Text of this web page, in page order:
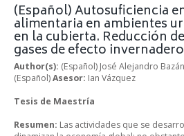
(Español) Autosuficiencia
alimentaria en ambientes
en la cubierta. Reducción
gases de efecto invernadero
Author(s): (Español) José Alejandro
(Español)Asesor: Ian Vázquez
Tesis de Maestría
Resumen: Las actividades que se